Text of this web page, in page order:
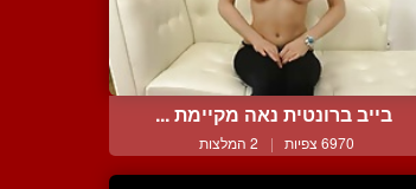
בייב ברונטית נאה מקיימת ...
6970 צפיות | 2 המלצות